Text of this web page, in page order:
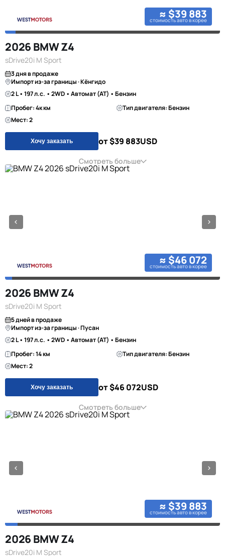
≈ $39 883
стоимость авто в корее
2026 BMW Z4
sDrive20i M Sport
3 дня в продаже
Импорт из-за границы · Кёнгидо
2 L • 197 л.с. • 2WD • Автомат (AT) • Бензин
Пробег: 4к км
Тип двигателя: Бензин
Мест: 2
Хочу заказать от $39 883USD
Смотреть больше
≈ $46 072
стоимость авто в корее
2026 BMW Z4
sDrive20i M Sport
5 дней в продаже
Импорт из-за границы · Пусан
2 L • 197 л.с. • 2WD • Автомат (AT) • Бензин
Пробег: 14 км
Тип двигателя: Бензин
Мест: 2
Хочу заказать от $46 072USD
Смотреть больше
≈ $39 883
стоимость авто в корее
2026 BMW Z4
sDrive20i M Sport